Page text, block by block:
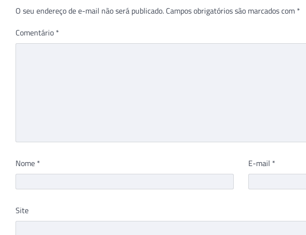
O seu endereço de e-mail não será publicado. Campos obrigatórios são marcados com *
Comentário *
Nome * E-mail *
Site